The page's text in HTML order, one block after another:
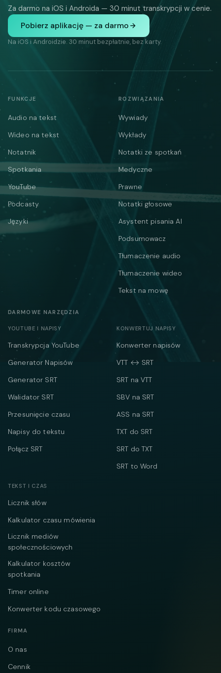
Za darmo na iOS i Androida — 30 minut transkrypcji w cenie.
Pobierz aplikację — za darmo
Na iOS i Androidzie. 30 minut bezpłatnie, bez karty.
FUNKCJE
Audio na tekst
Wideo na tekst
Notatnik
Spotkania
YouTube
Podcasty
Języki
ROZWIĄZANIA
Wywiady
Wykłady
Notatki ze spotkań
Medyczne
Prawne
Notatki głosowe
Asystent pisania AI
Podsumowacz
Tłumaczenie audio
Tłumaczenie wideo
Tekst na mowę
DARMOWE NARZĘDZIA
YOUTUBE I NAPISY
Transkrypcja YouTube
Generator Napisów
Generator SRT
Walidator SRT
Przesunięcie czasu
Napisy do tekstu
Połącz SRT
KONWERTUJ NAPISY
Konwerter napisów
VTT ↔ SRT
SRT na VTT
SBV na SRT
ASS na SRT
TXT do SRT
SRT do TXT
SRT to Word
TEKST I CZAS
Licznik słów
Kalkulator czasu mówienia
Licznik mediów
społecznościowych
Kalkulator kosztów
spotkania
Timer online
Konwerter kodu czasowego
FIRMA
O nas
Cennik